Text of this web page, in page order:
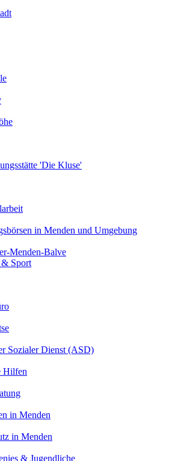
'Die Kluse'
in Menden und Umgebung
Menden-Balve
& Sport
Sozialer Dienst (ASD)
Hilfen
in Menden
in Menden
& Jugendliche